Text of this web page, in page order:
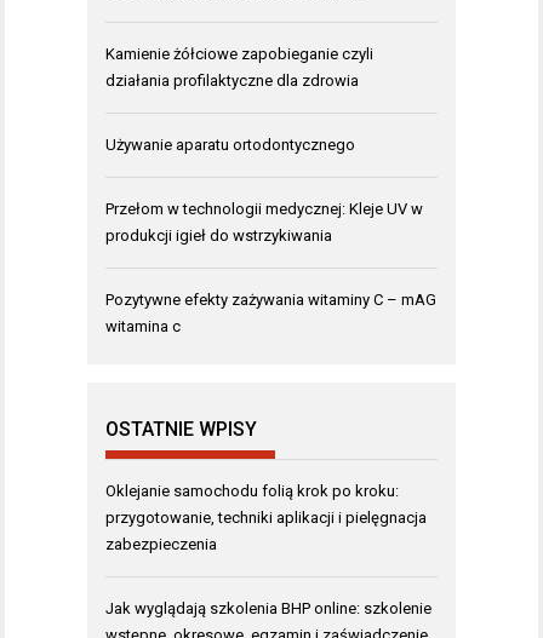
Kamienie żółciowe zapobieganie czyli
działania profilaktyczne dla zdrowia
Używanie aparatu ortodontycznego
Przełom w technologii medycznej: Kleje UV w
produkcji igieł do wstrzykiwania
Pozytywne efekty zażywania witaminy C – mAG
witamina c
OSTATNIE WPISY
Oklejanie samochodu folią krok po kroku:
przygotowanie, techniki aplikacji i pielęgnacja
zabezpieczenia
Jak wyglądają szkolenia BHP online: szkolenie